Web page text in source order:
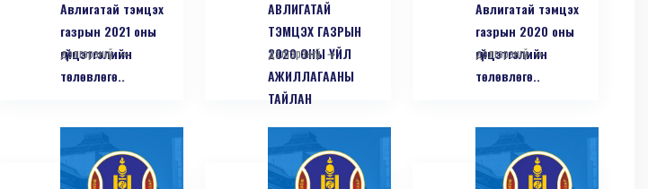
Авлигатай тэмцэх
газрын 2021 оны
гүйцэтгэлийн
төлөвлөгө..
дэлгэрэнгүй
АВЛИГАТАЙ
ТЭМЦЭХ ГАЗРЫН
2020 ОНЫ ҮЙЛ
АЖИЛЛАГААНЫ
ТАЙЛАН
дэлгэрэнгүй
Авлигатай тэмцэх
газрын 2020 оны
гүйцэтгэлийн
төлөвлөгө..
дэлгэрэнгүй